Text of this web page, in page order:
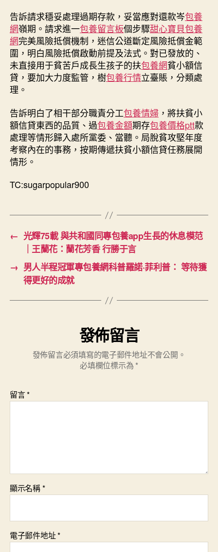
告訴請求穩妥處理過期存款，妥當應對還款岑包養
網嶺期。請求進一包養留言板個步驟甜心寶貝包養
網完美風險抵償機制，迷信公道斷定風險抵償金範
圍，明白風險抵償啟動前提及法式。對已發放的、
未直接用于貧苦戶成長生孩子的扶包養網貧小額信
貸，要加大力度監管，樹包養行情立臺賬，分類處
理。
告訴明白了相干部分職責分工包養情婦 ，將扶貧小
額信貸東西的品質、過包養金額期存包養價格ptt款
處理等情形歸入處所黨委、當聽。局脫貧攻堅年度
考察內在的事務，按期傳遞扶貧小額信貸任務展開
情形。
TC:sugarpopular900
← 光輝75載 與共和國同專包養app生長的休息模范
｜王蘭花：蘭花芳香 行勝于言
→ 男人半程冠軍專包養網科普羅諾·菲利普： 等待獲
得更好的成就
發佈留言
發佈留言必須填寫的電子郵件地址不會公開。
必填欄位標示為 *
留言*
顯示名稱*
電子郵件地址*